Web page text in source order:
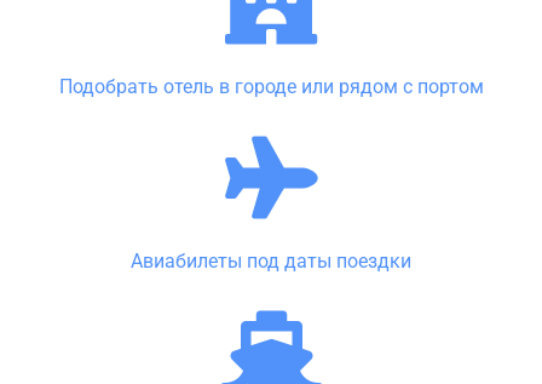
Подобрать отель в городе или рядом с портом
Авиабилеты под даты поездки